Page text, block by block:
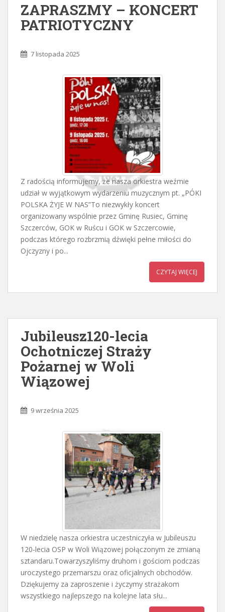
ZAPRASZMY – KONCERT
PATRIOTYCZNY
7 listopada 2025
Z radością informujemy, że nasza orkiestra weźmie
udział w wyjątkowym wydarzeniu muzycznym pt. „PÓKI
POLSKA ŻYJE W NAS”To niezwykły koncert
organizowany wspólnie przez Gminę Rusiec, Gminę
Szczerców, GOK w Ruścu i GOK w Szczercowie,
podczas którego rozbrzmią dźwięki pełne miłości do
Ojczyzny i po...
CZYTAJ WIĘCEJ
Jubileusz120-lecia
Ochotniczej Straży
Pożarnej w Woli
Wiązowej
9 września 2025
W niedzielę nasza orkiestra uczestniczyła w Jubileuszu
120-lecia OSP w Woli Wiązowej połączonym ze zmianą
sztandaru.Towarzyszyliśmy druhom i gościom podczas
uroczystego przemarszu oraz oficjalnych obchodów.
Dziękujemy za zaproszenie i życzymy strażakom
wszystkiego najlepszego na kolejne lata słu...